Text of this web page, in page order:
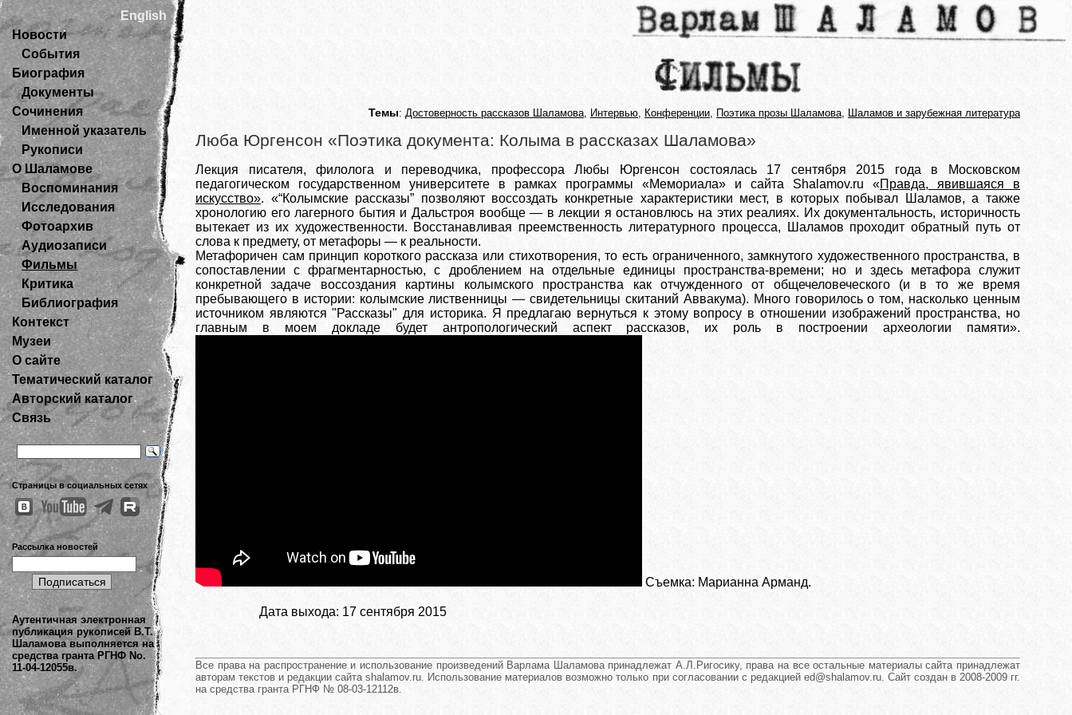
English
Новости
События
Биография
Документы
Сочинения
Именной указатель
Рукописи
О Шаламове
Воспоминания
Исследования
Фотоархив
Аудиозаписи
Фильмы
Критика
Библиография
Контекст
Музеи
О сайте
Тематический каталог
Авторский каталог
Связь
Страницы в социальных сетях
Рассылка новостей
Аутентичная электронная
публикация рукописей В.Т.
Шаламова выполняется на
средства гранта РГНФ No.
11-04-12055в.
Темы: Достоверность рассказов Шаламова, Интервью, Конференции, Поэтика прозы Шаламова, Шаламов и зарубежная литература
Люба Юргенсон «Поэтика документа: Колыма в рассказах Шаламова»
Лекция писателя, филолога и переводчика, профессора Любы Юргенсон состоялась 17 сентября 2015 года в Московском
педагогическом государственном университете в рамках программы «Мемориала» и сайта Shalamov.ru «Правда, явившаяся в
искусство». «“Колымские рассказы” позволяют воссоздать конкретные характеристики мест, в которых побывал Шаламов, а также
хронологию его лагерного бытия и Дальстроя вообще — в лекции я остановлюсь на этих реалиях. Их документальность, историчность
вытекает из их художественности. Восстанавливая преемственность литературного процесса, Шаламов проходит обратный путь от
слова к предмету, от метафоры — к реальности.
Метафоричен сам принцип короткого рассказа или стихотворения, то есть ограниченного, замкнутого художественного пространства, в
сопоставлении с фрагментарностью, с дроблением на отдельные единицы пространства-времени; но и здесь метафора служит
конкретной задаче воссоздания картины колымского пространства как отчужденного от общечеловеческого (и в то же время
пребывающего в истории: колымские лиственницы — свидетельницы скитаний Аввакума). Много говорилось о том, насколько ценным
источником являются "Рассказы" для историка. Я предлагаю вернуться к этому вопросу в отношении изображений пространства, но
главным в моем докладе будет антропологический аспект рассказов, их роль в построении археологии памяти».
Съемка: Марианна Арманд.
Дата выхода: 17 сентября 2015
Все права на распространение и использование произведений Варлама Шаламова принадлежат А.Л.Ригосику, права на все остальные материалы сайта принадлежат
авторам текстов и редакции сайта shalamov.ru. Использование материалов возможно только при согласовании с редакцией ed@shalamov.ru. Сайт создан в 2008-2009 гг.
на средства гранта РГНФ № 08-03-12112в.